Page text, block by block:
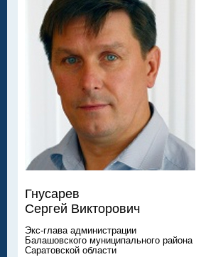
Гнусарев
Сергей Викторович
Экс-глава администрации
Балашовского муниципального района
Саратовской области